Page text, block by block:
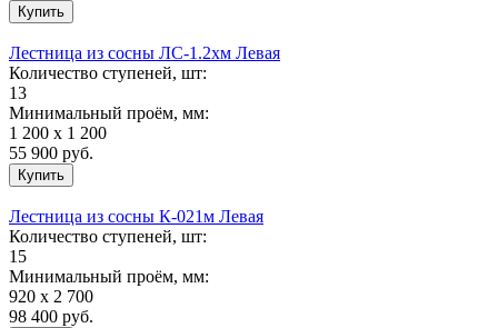
Лестница из сосны ЛC-1.2хм Левая
Количество ступеней, шт:
13
Минимальный проём, мм:
1 200 х 1 200
55 900 руб.
Лестница из сосны К-021м Левая
Количество ступеней, шт:
15
Минимальный проём, мм:
920 х 2 700
98 400 руб.